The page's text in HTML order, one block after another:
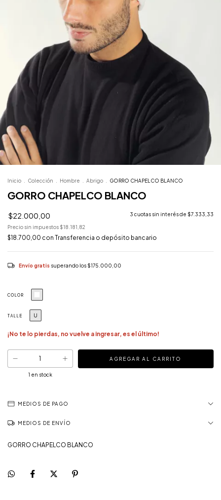
Inicio Colección Hombre Abrigo GORRO CHAPELCO BLANCO
GORRO CHAPELCO BLANCO
$22.000,00 3 cuotas sin interés de $7.333,33
Precio sin impuestos $18.181,82
$18.700,00 con Transferencia o depósito bancario
Envío gratis superando los $175.000,00
COLOR
TALLE U
¡No te lo pierdas, no vuelve a ingresar, es el último!
1 en stock
MEDIOS DE PAGO
MEDIOS DE ENVÍO
GORRO CHAPELCO BLANCO